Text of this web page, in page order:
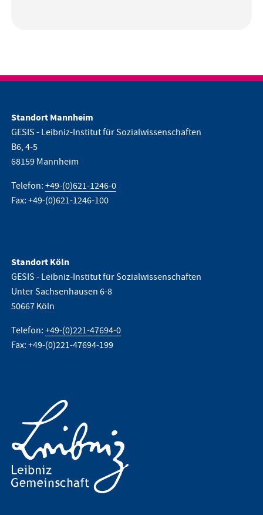
Standort Mannheim
GESIS - Leibniz-Institut für Sozialwissenschaften
B6, 4-5
68159 Mannheim
Telefon:+49-(0)621-1246-0
Fax: +49-(0)621-1246-100
Standort Köln
GESIS - Leibniz-Institut für Sozialwissenschaften
Unter Sachsenhausen 6-8
50667 Köln
Telefon:+49-(0)221-47694-0
Fax: +49-(0)221-47694-199